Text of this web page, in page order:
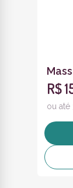
R$
ou até